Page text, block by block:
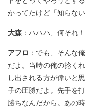
かってたけど「知らな
大森 ：ハハハ、何それ！
アフロ ：でも、そんな
だよ。当時の俺の捻く
し出される方が偉いと
子の圧勝だよ。先手を
勝ちなんだから。あの